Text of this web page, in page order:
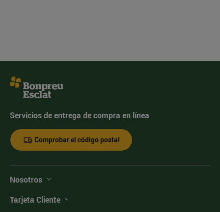
Servicios de entrega de compra en línea
Comprobar el código postal
Nosotros
Tarjeta Cliente